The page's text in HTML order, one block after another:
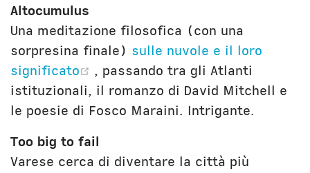
Altocumulus
Una meditazione filosofica (con una
sorpresina finale) sulle nuvole e il loro
significato
(opens new window)
, passando tra gli Atlanti
istituzionali, il romanzo di David Mitchell e
le poesie di Fosco Maraini. Intrigante.
Too big to fail
Varese cerca di diventare la città più